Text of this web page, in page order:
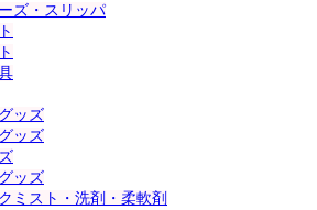
ズ・スリッパ
ッズ
ッズ
ッズ
ミスト・洗剤・柔軟剤